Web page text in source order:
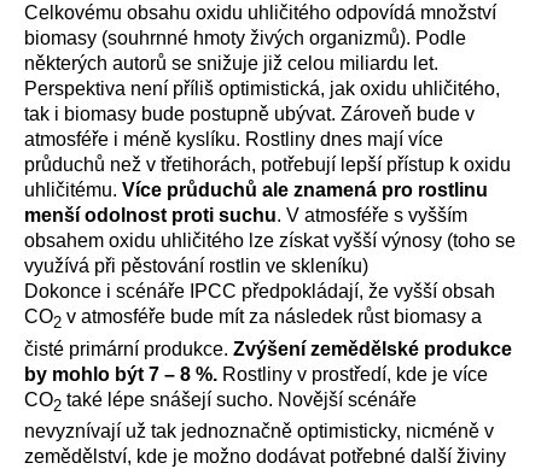
Celkovému obsahu oxidu uhličitého odpovídá množství
biomasy (souhrnné hmoty živých organizmů). Podle
některých autorů se snižuje již celou miliardu let.
Perspektiva není příliš optimistická, jak oxidu uhličitého,
tak i biomasy bude postupně ubývat. Zároveň bude v
atmosféře i méně kyslíku. Rostliny dnes mají více
průduchů než v třetihorách, potřebují lepší přístup k oxidu
uhličitému. Více průduchů ale znamená pro rostlinu
menší odolnost proti suchu. V atmosféře s vyšším
obsahem oxidu uhličitého lze získat vyšší výnosy (toho se
využívá při pěstování rostlin ve skleníku)
Dokonce i scénáře IPCC předpokládají, že vyšší obsah
CO2 v atmosféře bude mít za následek růst biomasy a
čisté primární produkce. Zvýšení zemědělské produkce
by mohlo být 7 – 8 %. Rostliny v prostředí, kde je více
CO2 také lépe snášejí sucho. Novější scénáře
nevyznívají už tak jednoznačně optimisticky, nicméně v
zemědělství, kde je možno dodávat potřebné další živiny